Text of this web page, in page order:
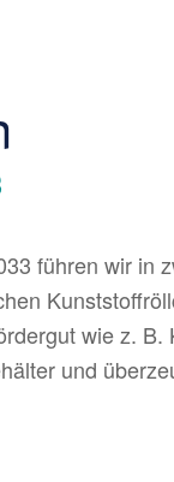
führen wir in
wie z. B.
und